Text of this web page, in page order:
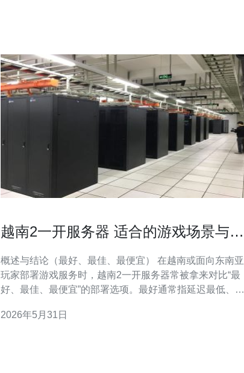
越南2一开服务器 适合的游戏场景与带
概述与结论（最好、最佳、最便宜） 在越南或面向东南亚
玩家部署游戏服务时，越南2一开服务器常被拿来对比“最
好、最佳、最便宜”的部署选项。最好通常指延迟最低、稳
成本之间找到平衡，满足目标玩家体验；而最便宜强调最
2026年5月31日